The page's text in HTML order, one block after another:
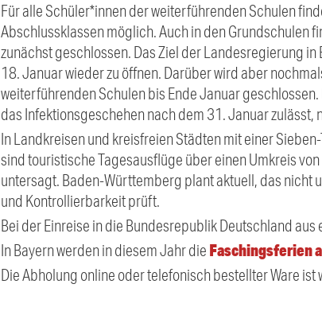
Für alle Schüler*innen der weiterführenden Schulen
Abschlussklassen möglich. Auch in den Grundschulen
zunächst geschlossen. Das Ziel der Landesregierung
18. Januar wieder zu öffnen. Darüber wird aber
weiterführenden Schulen bis Ende Januar
das Infektionsgeschehen nach dem 31. Januar
In Landkreisen und kreisfreien Städten mit einer
sind touristische Tagesausflüge über einen Umkreis
untersagt. Baden-Württemberg plant aktuell, das nicht
und Kontrollierbarkeit prüft.
Bei der Einreise in die Bundesrepublik Deutschland
In Bayern werden in diesem Jahr die Faschingsferien
Die Abholung online oder telefonisch bestellter Ware ist